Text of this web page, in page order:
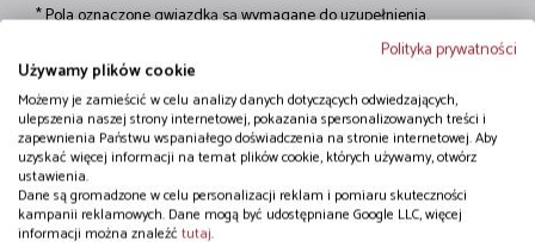
* Pola oznaczone gwiazdką są wymagane do uzupełnienia.
Zamieszczone na stronie internetowej informacje dotyczące
oferowanych towarów, w tym ich opis, cena, zdjęcia czy
przewidywany czas dostawy, mają wyłącznie charakter informacyjny i
nie stanowią oferty handlowej w rozumieniu art. 66 Kodeksu
cywilnego. Informacje zaprezentowane na stronie nie odzwierciedlają
aktualnych stanów magazynowych.
Polityka prywatności
Używamy plików cookie
Możemy je zamieścić w celu analizy danych dotyczących odwiedzających,
ulepszenia naszej strony internetowej, pokazania spersonalizowanych treści i
zapewnienia Państwu wspaniałego doświadczenia na stronie internetowej. Aby
uzyskać więcej informacji na temat plików cookie, których używamy, otwórz
ustawienia.
Dane są gromadzone w celu personalizacji reklam i pomiaru skuteczności
kampanii reklamowych. Dane mogą być udostępniane Google LLC, więcej
informacji można znaleźć tutaj.